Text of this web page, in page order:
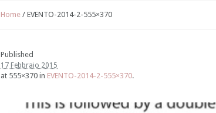
Home / EVENTO-2014-2-555×370
Published
17 Febbraio 2015
at 555×370 in EVENTO-2014-2-555×370.